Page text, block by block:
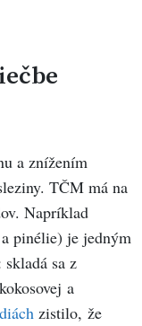
a znížením
TČM má na
Napríklad
pinélie) je jedným
sa z
a
zistilo, že